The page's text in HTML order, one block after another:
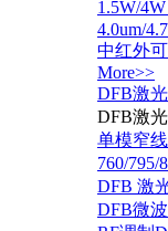
1.5W/
4.0um/
中红外
More>>
DFB激
DFB激
单模窄
760/795/
DFB 激
DFB微